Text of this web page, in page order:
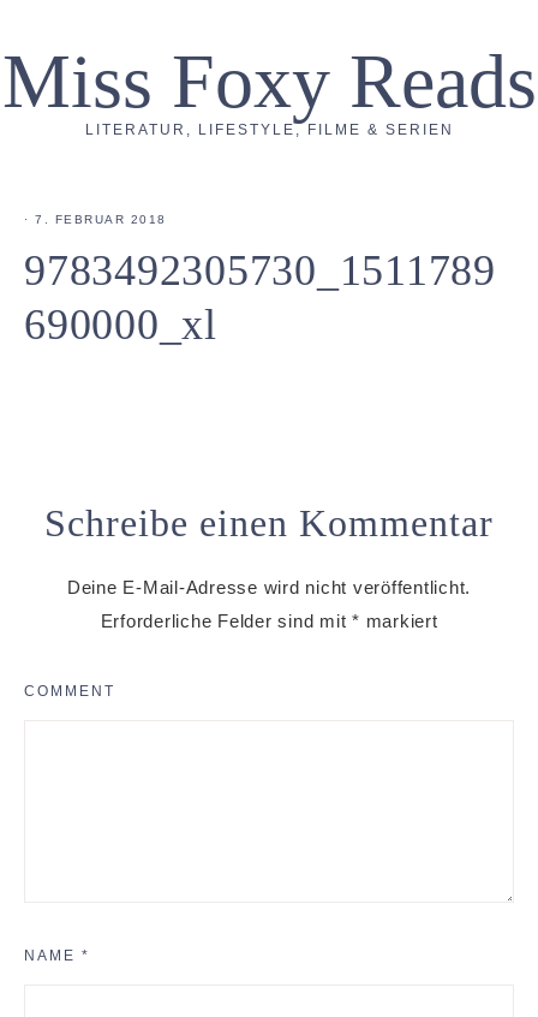
Miss Foxy Reads
LITERATUR, LIFESTYLE, FILME & SERIEN
· 7. FEBRUAR 2018
9783492305730_1511789
690000_xl
Schreibe einen Kommentar
Deine E-Mail-Adresse wird nicht veröffentlicht.
Erforderliche Felder sind mit * markiert
COMMENT
NAME *